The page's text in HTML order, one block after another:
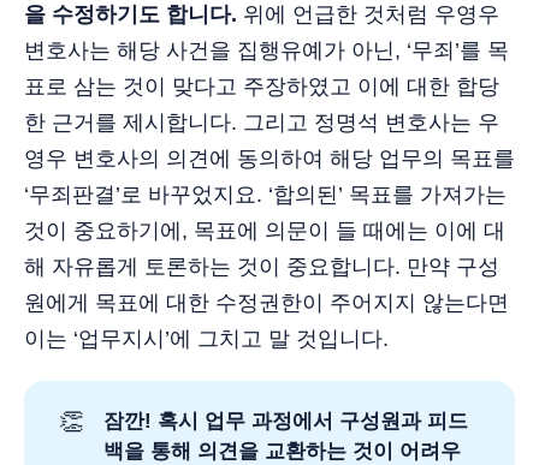
을 수정하기도 합니다. 위에 언급한 것처럼 우영우
변호사는 해당 사건을 집행유예가 아닌, ‘무죄’를 목
표로 삼는 것이 맞다고 주장하였고 이에 대한 합당
한 근거를 제시합니다. 그리고 정명석 변호사는 우
영우 변호사의 의견에 동의하여 해당 업무의 목표를
‘무죄판결’로 바꾸었지요. ‘합의된’ 목표를 가져가는
것이 중요하기에, 목표에 의문이 들 때에는 이에 대
해 자유롭게 토론하는 것이 중요합니다. 만약 구성
원에게 목표에 대한 수정권한이 주어지지 않는다면
이는 ‘업무지시’에 그치고 말 것입니다.
👏
잠깐! 혹시 업무 과정에서 구성원과 피드
백을 통해 의견을 교환하는 것이 어려우